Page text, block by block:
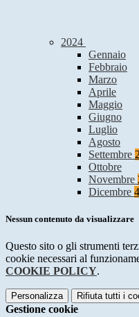
2024
Gennaio
Febbraio
Marzo
Aprile
Maggio
Giugno
Luglio
Agosto
Settembre
Ottobre
Novembre
Dicembre 4
Nessun contenuto da visualizzare
Questo sito o gli strumenti
cookie necessari al
COOKIE POLICY.
Personalizza Rifiuta tutti i
Gestione cookie